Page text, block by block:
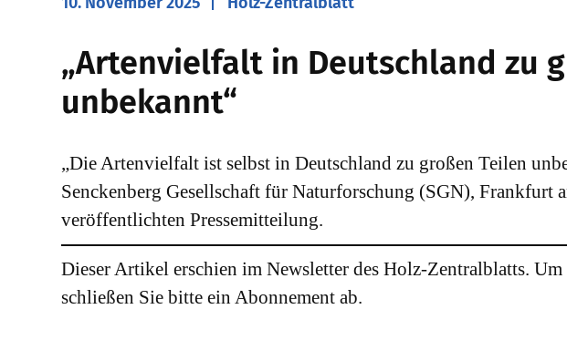
„Artenvielfalt in Deutschland zu
unbekannt“
„Die Artenvielfalt ist selbst in Deutschland zu großen Teilen
Senckenberg Gesellschaft für Naturforschung (SGN), Frankfurt
veröffentlichten Pressemitteilung.
Dieser Artikel erschien im Newsletter des Holz-Zentralblatts.
schließen Sie bitte ein Abonnement ab.